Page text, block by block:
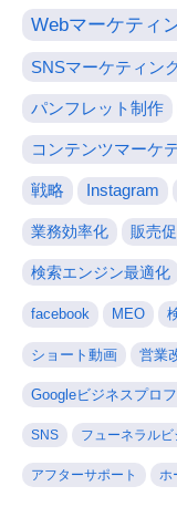
Webマーケティ
SNSマーケティン
パンフレット制作
コンテンツマーケ
戦略 Instagram
業務効率化 販売
検索エンジン最適化
facebook MEO
ショート動画 営業
Googleビジネスプロ
SNS フューネラル
アフターサポート ホ